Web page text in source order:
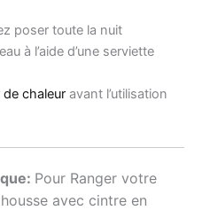
poser toute la nuit
à l’aide d’une serviette
chaleur avant l’utilisation
Pour Ranger votre
avec cintre en